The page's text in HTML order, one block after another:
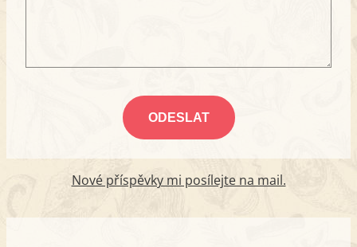
Nové příspěvky mi posílejte na mail.